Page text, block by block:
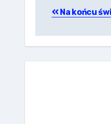
wpisu
Na końcu